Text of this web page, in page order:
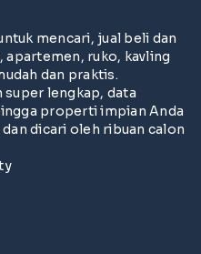
mencari, jual beli dan
ruko, kavling
dan praktis.
lengkap, data
properti impian Anda
dicari oleh ribuan calon